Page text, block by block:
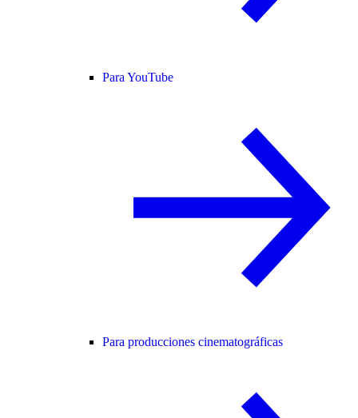
Para YouTube
Para producciones cinematográficas